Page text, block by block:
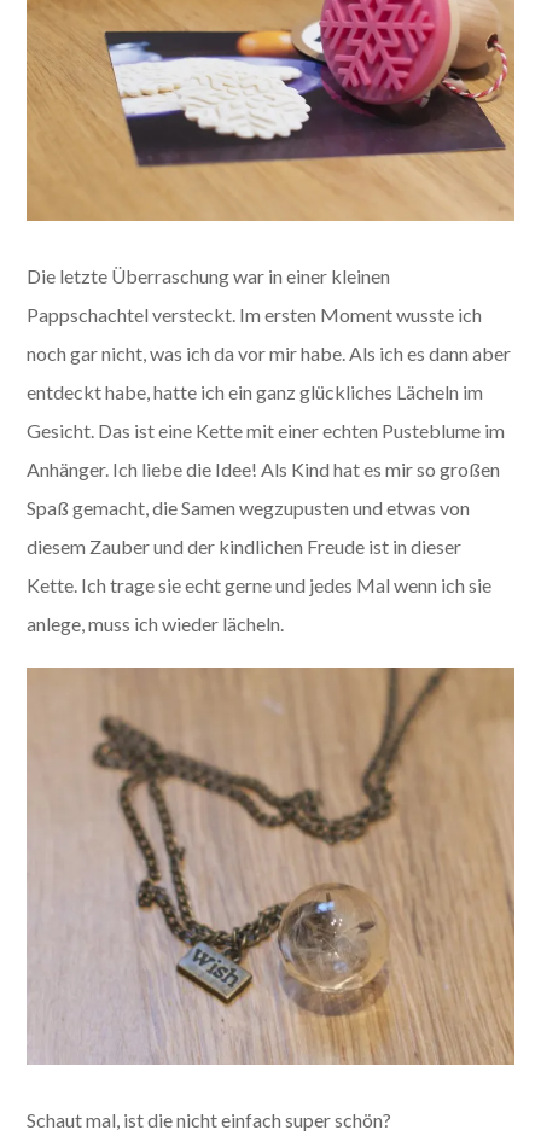
Die letzte Überraschung war in einer kleinen
Pappschachtel versteckt. Im ersten Moment wusste ich
noch gar nicht, was ich da vor mir habe. Als ich es dann aber
entdeckt habe, hatte ich ein ganz glückliches Lächeln im
Gesicht. Das ist eine Kette mit einer echten Pusteblume im
Anhänger. Ich liebe die Idee! Als Kind hat es mir so großen
Spaß gemacht, die Samen wegzupusten und etwas von
diesem Zauber und der kindlichen Freude ist in dieser
Kette. Ich trage sie echt gerne und jedes Mal wenn ich sie
anlege, muss ich wieder lächeln.
Schaut mal, ist die nicht einfach super schön?